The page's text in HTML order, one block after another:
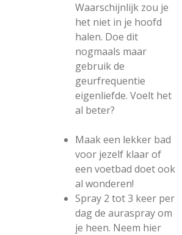
Waarschijnlijk zou je
het niet in je hoofd
halen. Doe dit
nogmaals maar
gebruik de
geurfrequentie
eigenliefde. Voelt het
al beter?
Maak een lekker bad
voor jezelf klaar of
een voetbad doet ook
al wonderen!
Spray 2 tot 3 keer per
dag de auraspray om
je heen. Neem hier